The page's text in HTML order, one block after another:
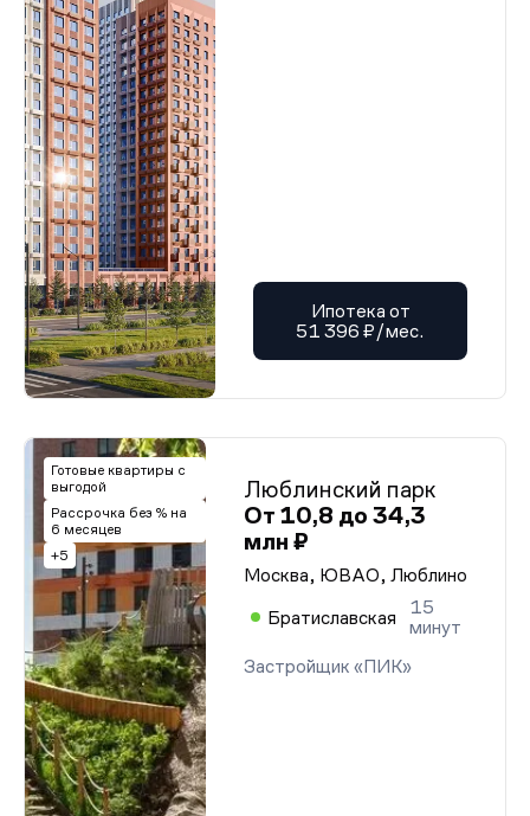
Ипотека от
51 396 ₽/мес.
Готовые квартиры с
выгодой
Рассрочка без % на
6 месяцев
+5
Люблинский парк
От 10,8 до 34,3
млн ₽
Москва, ЮВАО, Люблино
Братиславская
15
минут
Застройщик «ПИК»